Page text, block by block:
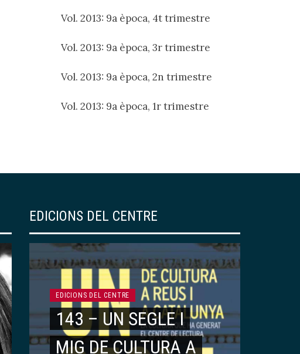
Vol. 2013: 9a època, 4t trimestre
Vol. 2013: 9a època, 3r trimestre
Vol. 2013: 9a època, 2n trimestre
Vol. 2013: 9a època, 1r trimestre
EDICIONS DEL CENTRE
EDICIONS DEL CENTRE
143 – UN SEGLE I
MIG DE CULTURA A